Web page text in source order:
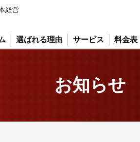
経営
選ばれる理由 サービス 料金表
お知らせ